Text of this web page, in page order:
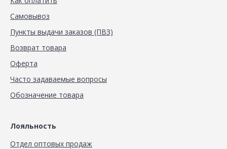
Самовывоз
Пункты выдачи заказов (ПВЗ)
Возврат товара
Оферта
Часто задаваемые вопросы
Обозначение товара
Лояльность
Отдел оптовых продаж